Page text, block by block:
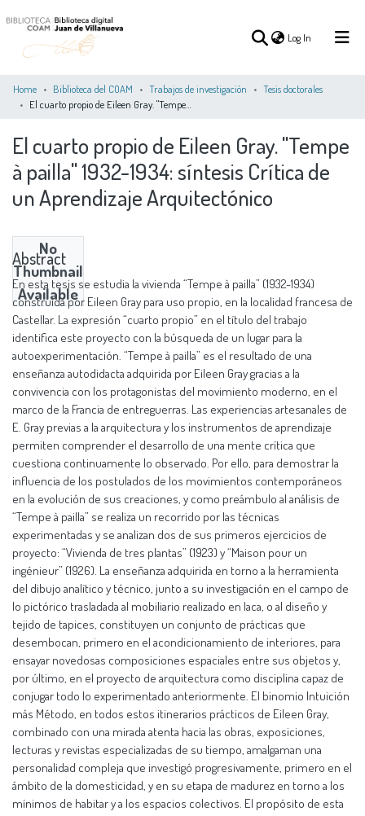
Log In (current)
COMMUNITIES
COLLECTIONS
ALL OF DSPACE
STATISTICS
Home Biblioteca del COAM Trabajos de investigación
Tesis doctorales
El cuarto propio de Eileen Gray. "Tempe
à pailla" 1932-1934: síntesis Crítica de
un Aprendizaje Arquitectónico
No
Thumbnail
Available
Abstract
En esta tesis se estudia la vivienda “Tempe à pailla” (1932-1934)
construida por Eileen Gray para uso propio, en la localidad francesa de
Castellar. La expresión “cuarto propio” en el título del trabajo
identifica este proyecto con la búsqueda de un lugar para la
autoexperimentación. “Tempe à pailla” es el resultado de una
enseñanza autodidacta adquirida por Eileen Gray gracias a la
convivencia con los protagonistas del movimiento moderno, en el
marco de la Francia de entreguerras. Las experiencias artesanales de
E. Gray previas a la arquitectura y los instrumentos de aprendizaje
permiten comprender el desarrollo de una mente crítica que
cuestiona continuamente lo observado. Por ello, para demostrar la
influencia de los postulados de los movimientos contemporáneos
en la evolución de sus creaciones, y como preámbulo al análisis de
“Tempe à pailla” se realiza un recorrido por las técnicas
experimentadas y se analizan dos de sus primeros ejercicios de
proyecto: “Vivienda de tres plantas” (1923) y “Maison pour un
ingénieur” (1926). La enseñanza adquirida en torno a la herramienta
del dibujo analítico y técnico, junto a su investigación en el campo de
lo pictórico trasladada al mobiliario realizado en laca, o al diseño y
tejido de tapices, constituyen un conjunto de prácticas que
desembocan, primero en el acondicionamiento de interiores, para
ensayar novedosas composiciones espaciales entre sus objetos y,
por último, en el proyecto de arquitectura como disciplina capaz de
conjugar todo lo experimentado anteriormente. El binomio Intuición
más Método, en todos estos itinerarios prácticos de Eileen Gray,
combinado con una mirada atenta hacia las obras, exposiciones,
lecturas y revistas especializadas de su tiempo, amalgaman una
personalidad compleja que investigó progresivamente, primero en el
ámbito de la domesticidad, y en su etapa de madurez en torno a los
mínimos de habitar y a los espacios colectivos. El propósito de esta